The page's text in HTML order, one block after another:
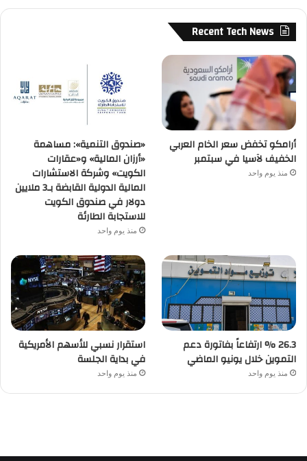
Recent Tech News
أرامكو تخفض سعر الخام العربي
الخفيف لآسيا في سبتمبر
منذ يوم واحد
«صندوق التنمية»: مساهمة
«أرزان المالية» و«عقارات
الكويت» وشركة الاستشارات
المالية الدولية القابضة بـ3 ملايين
دولار في صندوق الكويت
للاستجابة الطارئة
منذ يوم واحد
26.3 % ارتفاعاً بفاتورة دعم
التموين خلال يونيو الماضي
منذ يوم واحد
استقرار نسبي للأسهم الأمريكية
في بداية الجلسة
منذ يوم واحد